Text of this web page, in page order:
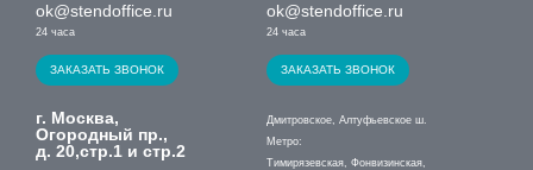
ok@stendoffice.ru
24 часа
ЗАКАЗАТЬ ЗВОНОК
ok@stendoffice.ru
24 часа
ЗАКАЗАТЬ ЗВОНОК
г. Москва,
Огородный пр.,
д. 20,стр.1 и стр.2
Дмитровское, Алтуфьевское ш.
Метро:
Тимирязевская, Фонвизинская,